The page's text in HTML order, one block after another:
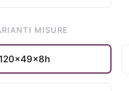
MISURE